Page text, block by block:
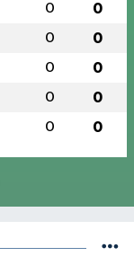
0 0
0 0
0 0
0 0
0 0